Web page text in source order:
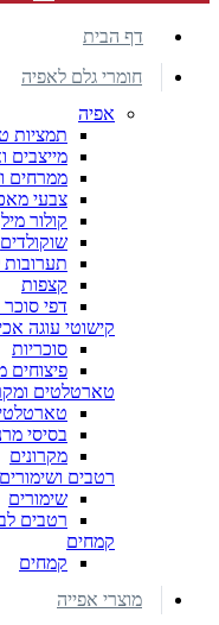
דף הבית
חומרי גלם לאפיה
אפיה
תמציות
מייצבים
ממרחים
צבעי
קולור מיל
שוקולדים
תערובות
קצפות
דפי
קישוטי עוגה
סוכריות
פיצוחים
טארטלטים
בסיסי
מקרונים
רטבים ושימורים
שימורים
רטבים
קמחים
קמחים
מוצרי אפייה